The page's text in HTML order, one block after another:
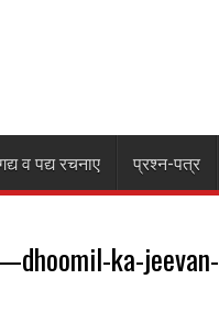
व पद्य रचनाए प्रश्न-पत्र
ka-jeevan-